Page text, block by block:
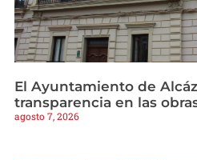
El Ayuntamiento de
transparencia en las
agosto 7, 2026